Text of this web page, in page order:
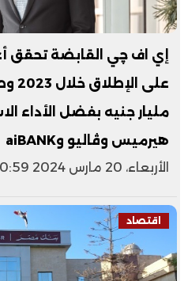
إي اف چي القابضة تحقق
مليار جنيه بفضل الأداء
هيرميس وڤاليو وaiBANK
الأربعاء، 20 مارس 2024 10:59 ص
اقتصاد